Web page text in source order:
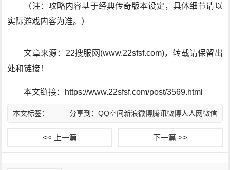
（注：攻略内容基于经典传奇版本设定，具体细节请以
实际游戏内容为准。）
文章来源：22搜服网(www.22sfsf.com)，转载请保留出
处和链接！
本文链接：https://www.22sfsf.com/post/3569.html
分享到： QQ空间新浪微博腾讯微博人人网微信
本文标签：
<< 上一篇 下一篇 >>